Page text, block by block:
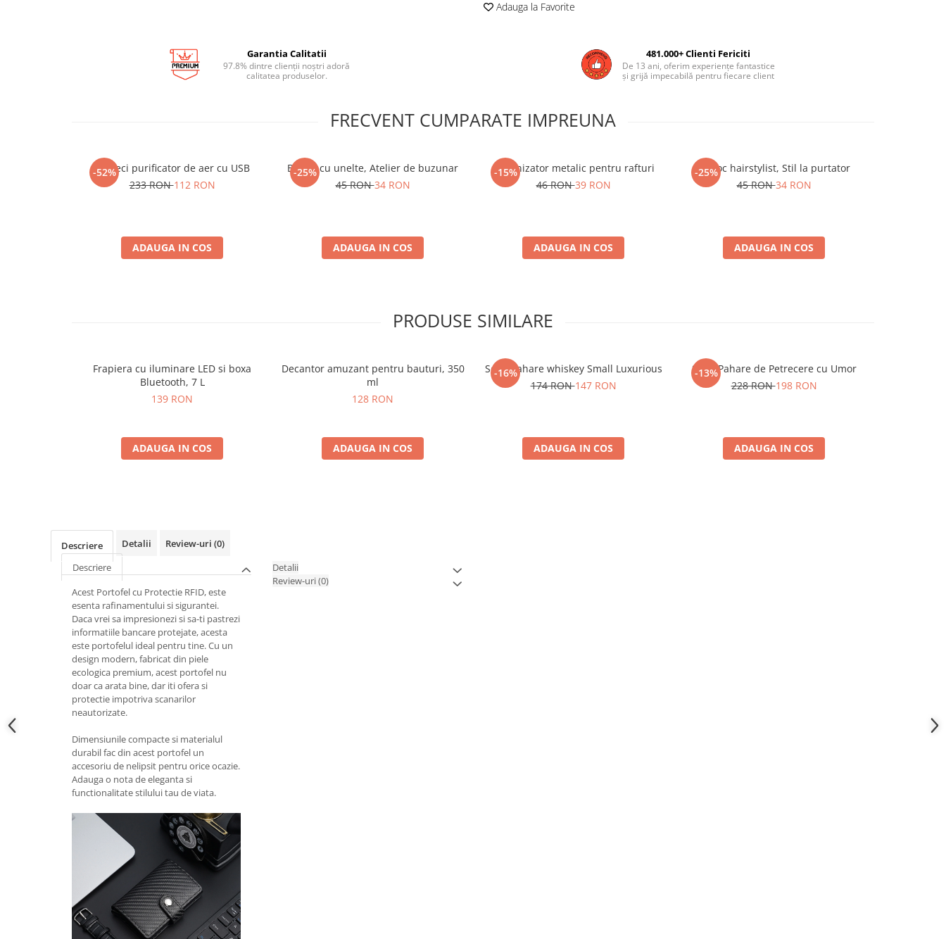
Adauga la Favorite
Garantia Calitatii
97.8% dintre clienții noștri adoră
calitatea produselor.
481.000+ Clienti Fericiti
De 13 ani, oferim experiențe fantastice
și grijă impecabilă pentru fiecare client
FRECVENT CUMPARATE IMPREUNA
-52%
Ghiveci purificator de aer cu USB
233 RON112 RON
ADAUGA IN COS
-25%
Breloc cu unelte, Atelier de buzunar
45 RON34 RON
ADAUGA IN COS
-15%
Organizator metalic pentru rafturi
46 RON39 RON
ADAUGA IN COS
-25%
Breloc hairstylist, Stil la purtator
45 RON34 RON
ADAUGA IN COS
PRODUSE SIMILARE
Frapiera cu iluminare LED si boxa
Bluetooth, 7 L
139 RON
ADAUGA IN COS
Decantor amuzant pentru bauturi, 350
ml
128 RON
ADAUGA IN COS
-16%
Set 6 Pahare whiskey Small Luxurious
174 RON147 RON
ADAUGA IN COS
-13%
Set 6 Pahare de Petrecere cu Umor
228 RON198 RON
ADAUGA IN COS
Descriere Detalii Review-uri (0)
Descriere
Acest Portofel cu Protectie RFID, este
esenta rafinamentului si sigurantei.
Daca vrei sa impresionezi si sa-ti pastrezi
informatiile bancare protejate, acesta
este portofelul ideal pentru tine. Cu un
design modern, fabricat din piele
ecologica premium, acest portofel nu
doar ca arata bine, dar iti ofera si
protectie impotriva scanarilor
neautorizate.
Dimensiunile compacte si materialul
durabil fac din acest portofel un
accesoriu de nelipsit pentru orice ocazie.
Adauga o nota de eleganta si
functionalitate stilului tau de viata.
Detalii
Review-uri(0)